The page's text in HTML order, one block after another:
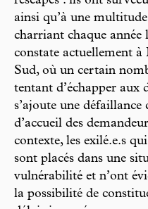
ainsi qu’à une
charriant chaque
constate actuellement à
Sud, où un certain
tentant d’échapper aux
s’ajoute une
d’accueil des
contexte, les exilé.e.s
sont placés dans une
vulnérabilité et n’ont
la possibilité de